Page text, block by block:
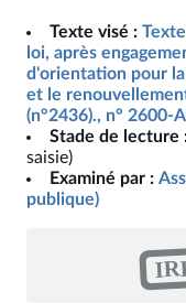
Texte visé :
loi, après
d'orientation pour
et le
(n°2436)., n° 2600-
Stade de lecture
saisie)
Examiné par :
publique)